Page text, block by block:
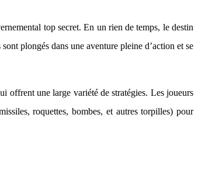
top secret. En un rien de temps, le destin
plongés dans une aventure pleine d’action et se
offrent une large variété de stratégies. Les joueurs
roquettes, bombes, et autres torpilles) pour